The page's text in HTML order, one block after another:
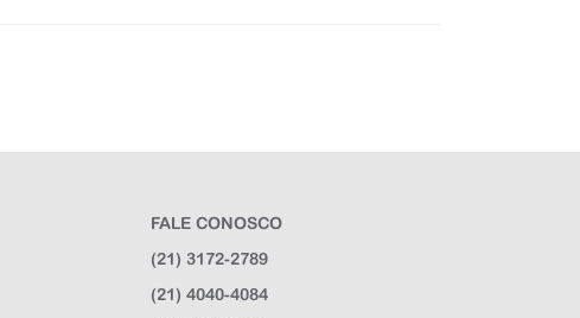
FALE CONOSCO
(21) 3172-2789
(21) 4040-4084